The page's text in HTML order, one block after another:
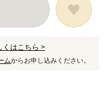
くはこちら >
ムからお申し込みください。